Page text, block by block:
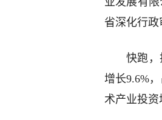
省深化行政
快跑
增长9.6%
术产业投资